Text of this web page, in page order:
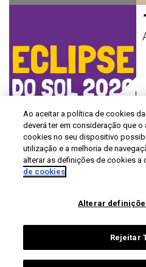
Ao aceitar a política de cookies
deverá ter em consideração que o
cookies no seu dispositivo
utilização e a melhoria de
alterar as definições de cookies a
de cookies
Alterar
Rejeitar